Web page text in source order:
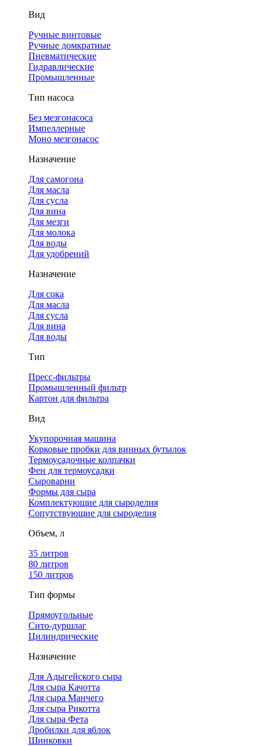
Вид
Ручные винтовые
Ручные домкратные
Пневматические
Гидравлические
Промышленные
Тип насоса
Без мезгонасоса
Импеллерные
Моно мезгонасос
Назначение
Для самогона
Для масла
Для сусла
Для вина
Для мезги
Для молока
Для воды
Для удобрений
Назначение
Для сока
Для масла
Для сусла
Для вина
Для воды
Тип
Пресс-фильтры
Промышленный фильтр
Картон для фильтра
Вид
Укупорочная машина
Корковые пробки для винных бутылок
Термоусадочные колпачки
Фен для термоусадки
Сыроварни
Формы для сыра
Комплектующие для сыроделия
Сопутствующие для сыроделия
Объем, л
35 литров
80 литров
150 литров
Тип формы
Прямоугольные
Сито-дуршлаг
Цилиндрические
Назначение
Для Адыгейского сыра
Для сыра Качотта
Для сыра Манчего
Для сыра Рикотта
Для сыра Фета
Дробилки для яблок
Шинковки